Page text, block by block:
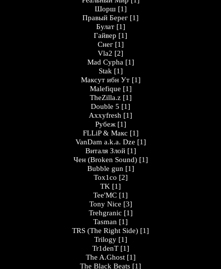
Шорш [1]
Правый Берег [1]
Булат [1]
Гайвер [1]
Снег [1]
Vla2 [2]
Mad Cypha [1]
Stak [1]
Максут ибн Ут [1]
Malefique [1]
TheZilla.z [1]
Double 5 [1]
Axxyfresh [1]
Рубеж [1]
FLLiP & Макс [1]
VanDam a.k.a. Dze [1]
Виталя Злой [1]
Чен (Broken Sound) [1]
Bubble gun [1]
Tox1co [2]
TK [1]
Tee'MC [1]
Tony Nice [3]
Trehgranic [1]
Tasman [1]
TRS (The Right Side) [1]
Trilogy [1]
Tr1denT [1]
The A.Ghost [1]
The Black Beats [1]